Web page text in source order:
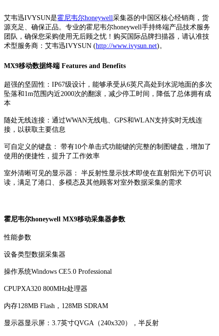
艾韦迅IVYSUN是霍尼韦尔honeywell采集器的中国区核心经销商，货
源充足、确保正品。专业的霍尼韦尔honeywell手持终端产品技术服务
团队，确保您采购使用无后顾之忧！购买国际品牌扫描器，请认准技
术型服务商：艾韦迅IVYSUN (http://www.ivysun.net)。
MX9移动数据终端 Features and Benefits
超强的坚固性：IP67级设计，能够承受从6英尺高处到水泥地面的多次
坠落和1m范围内近2000次的翻滚，减少停工时间，降低了总体拥有成
本
随处无线连接：通过WWAN无线电、GPS和WLAN支持实时无线连
接，以获取主要信息
可自定义的键盘： 带有10个单击式功能键的完整的制图键盘，增加了
使用的便捷性，提升了工作效率
室外清晰可见的显示器： 半反射性显示技术即使在直射阳光下仍可识
读，满足了港口、多模态及其他顾客对室外数据采集的需求
霍尼韦尔honeywell MX9移动采集器参数
性能参数
设备类型数据采集器
操作系统Windows CE5.0 Professional
CPUPXA320 800MHz处理器
内存128MB Flash，128MB SDRAM
显示器显示屏：3.7英寸QVGA（240x320），半反射